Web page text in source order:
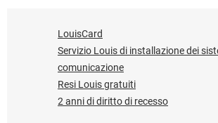
LouisCard
Servizio Louis di installazione dei
comunicazione
Resi Louis gratuiti
2 anni di diritto di recesso